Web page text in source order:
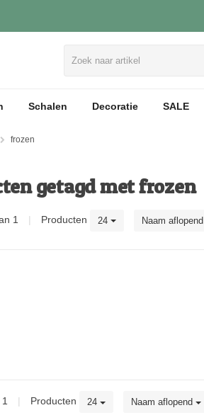
Schalen Decoratie SALE
frozen
getagd met frozen
1 | Producten 24 Naam aflopend
| Producten 24 Naam aflopend